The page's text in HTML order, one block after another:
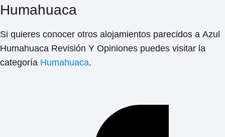
Humahuaca
Si quieres conocer otros alojamientos parecidos a Azul
Humahuaca Revisión Y Opiniones puedes visitar la
categoría Humahuaca.